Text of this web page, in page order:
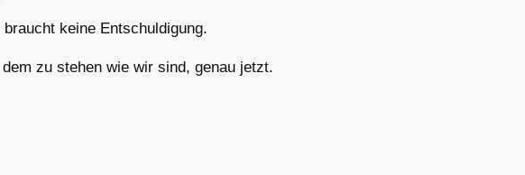
keine Entschuldigung.
zu stehen wie wir sind, genau jetzt.